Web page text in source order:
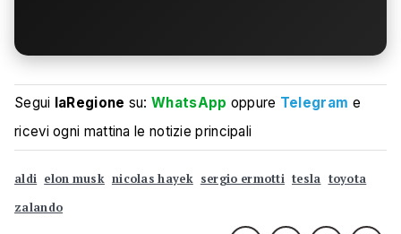
Segui laRegione su:WhatsApp oppure Telegram e
ricevi ogni mattina le notizie principali
aldi elon musk nicolas hayek sergio ermotti tesla toyota
zalando